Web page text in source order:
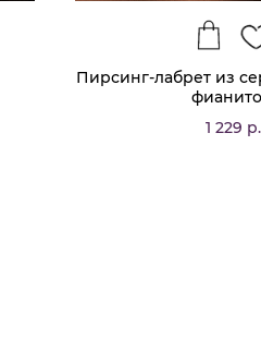
Пирсинг-лабрет из
1 229 р.